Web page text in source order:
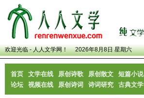
欢迎光临 - 人人文学网！ 2026年8月8日 星期六
首页 文学在线 原创诗歌 原创散文 短篇小说
论坛
视频在线 原创诗词 诗词研究 古典文学